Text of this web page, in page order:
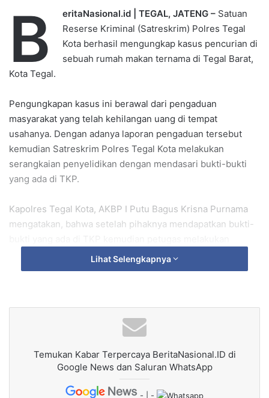
B eritaNasional.id | TEGAL, JATENG – Satuan
Reserse Kriminal (Satreskrim) Polres Tegal
Kota berhasil mengungkap kasus pencurian di
sebuah rumah makan ternama di Tegal Barat,
Kota Tegal.
Pengungkapan kasus ini berawal dari pengaduan
masyarakat yang telah kehilangan uang di tempat
usahanya. Dengan adanya laporan pengaduan tersebut
kemudian Satreskrim Polres Tegal Kota melakukan
serangkaian penyelidikan dengan mendasari bukti-bukti
yang ada di TKP.
Kapolres Tegal Kota, AKBP I Putu Bagus Krisna Purnama
mengatakan, bahwa setelah pihaknya mendapatkan bukti-
penyelidikan untuk mengungkap siapa pelakunya.
pencurian tersebut dan segera mencari keberadaannya,”
Kapolres menjelaskan, pengungkapan kasus ini berawal
dengan adanya laporan dari korban saudara ARN (38)
Lihat Selengkapnya
Temukan Kabar Terpercaya BeritaNasional.ID di
Google News dan Saluran WhatsApp
- | -